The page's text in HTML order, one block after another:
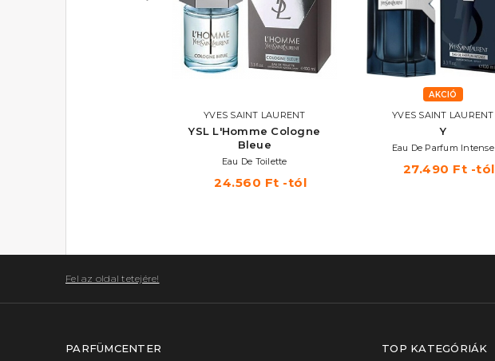
YVES SAINT LAURENT
YSL L'Homme Cologne
Bleue
Eau De Toilette
24.560 Ft -tól
AKCIÓ
YVES SAINT LAURENT
Y
Eau De Parfum Intense
27.490 Ft -tól
Fel az oldal tetejére!
PARFÜMCENTER TOP KATEGÓRIÁK